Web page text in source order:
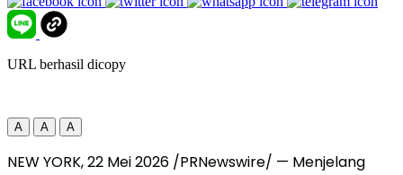
URL berhasil dicopy
A A A
NEW YORK, 22 Mei 2026 /PRNewswire/ — Menjelang